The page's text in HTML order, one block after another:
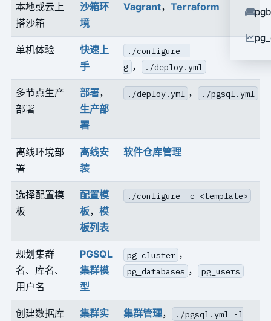
本地或云上
搭沙箱
沙箱环
境
Vagrant， Terraform
单机体验
快速上
手
./configure -
g ， ./deploy.yml
多节点生产
部署
部署，
生产部
署
./deploy.yml ， ./pgsql.yml
离线环境部
署
离线安
装
软件仓库管理
选择配置模
板
配置模
板， 模
板列表
./configure -c <template>
规划集群
名、库名、
用户名
PGSQL
集群模
型
pg_cluster ，
pg_databases ， pg_users
创建数据库
集群实
集群管理，
./pgsql.yml -l